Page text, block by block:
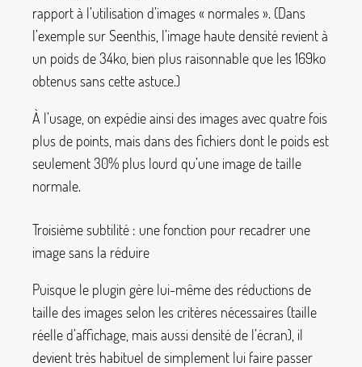
rapport à l’utilisation d’images « normales». (Dans
l’exemple sur Seenthis, l’image haute densité revient à
un poids de 34ko, bien plus raisonnable que les 169ko
obtenus sans cette astuce.)
À l’usage, on expédie ainsi des images avec quatre fois
plus de points, mais dans des fichiers dont le poids est
seulement 30% plus lourd qu’une image de taille
normale.
Troisième subtilité : une fonction pour recadrer une
image sans la réduire
Puisque le plugin gère lui-même des réductions de
taille des images selon les critères nécessaires (taille
réelle d’affichage, mais aussi densité de l’écran), il
devient très habituel de simplement lui faire passer